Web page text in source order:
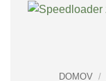
DOMOV /